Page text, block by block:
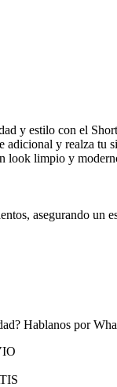
y estilo con el
adicional y realza tu
look limpio y
asegurando un
Hablanos por